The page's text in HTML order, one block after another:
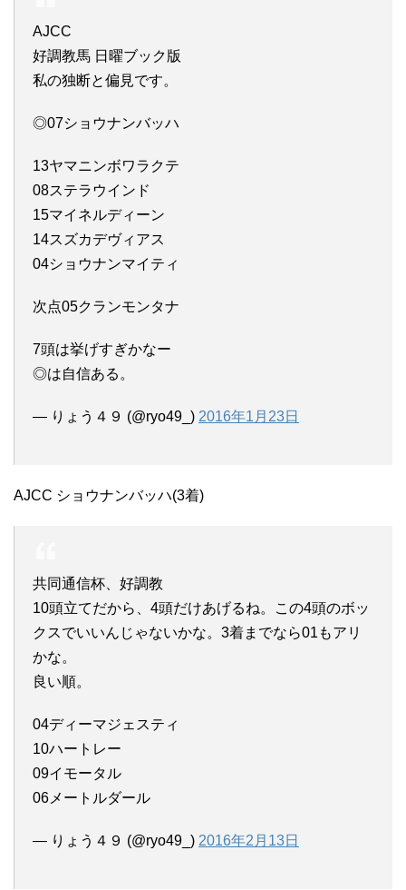
AJCC
好調教馬 日曜ブック版
私の独断と偏見です。
◎07ショウナンバッハ
13ヤマニンボワラクテ
08ステラウインド
15マイネルディーン
14スズカデヴィアス
04ショウナンマイティ
次点05クランモンタナ
7頭は挙げすぎかなー
◎は自信ある。
— りょう４９ (@ryo49_) 2016年1月23日
AJCC ショウナンバッハ(3着)
共同通信杯、好調教
10頭立てだから、4頭だけあげるね。この4頭のボッ
クスでいいんじゃないかな。3着までなら01もアリ
かな。
良い順。
04ディーマジェスティ
10ハートレー
09イモータル
06メートルダール
— りょう４９ (@ryo49_) 2016年2月13日